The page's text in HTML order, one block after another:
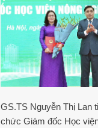
GS.TS Nguyễn Thị Lan
chức Giám đốc Học